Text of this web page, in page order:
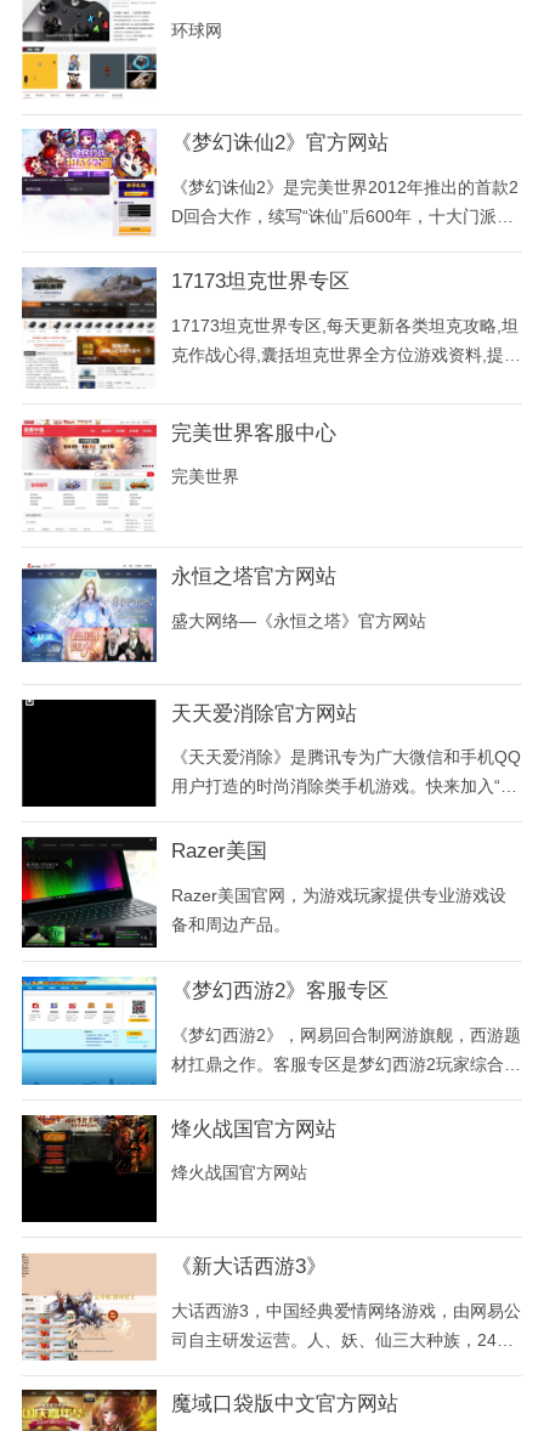
环球网
《梦幻诛仙2》官方网站
《梦幻诛仙2》是完美世界2012年推出的首款2
D回合大作，续写“诛仙”后600年，十大门派两
了六大独创及十二大超越。
17173坦克世界专区
17173坦克世界专区,每天更新各类坦克攻略,坦
克作战心得,囊括坦克世界全方位游戏资料,提供
供大量坦克世界特权卡、黄金卡尊享卡发放,更
多坦克世界信息尽在17173坦克世界专区!更多
完美世界客服中心
完美世界
永恒之塔官方网站
盛大网络—《永恒之塔》官方网站
天天爱消除官方网站
《天天爱消除》是腾讯专为广大微信和手机QQ
用户打造的时尚消除类手机游戏。快来加入“天
趣，与好友互动PK，变身朋友圈的“消除达
Razer美国
Razer美国官网，为游戏玩家提供专业游戏设
备和周边产品。
《梦幻西游2》客服专区
《梦幻西游2》，网易回合制网游旗舰，西游题
材扛鼎之作。客服专区是梦幻西游2玩家综合服
联系客服。客服电话：020-83918162
烽火战国官方网站
烽火战国官方网站
《新大话西游3》
大话西游3，中国经典爱情网络游戏，由网易公
司自主研发运营。人、妖、仙三大种族，24个
如临仙境，为爱西行！邀请好友回归大话3，还
魔域口袋版中文官方网站